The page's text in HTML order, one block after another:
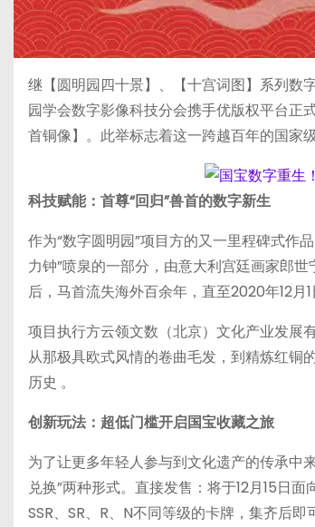
继【圆明园四十景】、【十宫词图】系列数
园学会数字影像科技分会携手优版权平台正
首铜像】。此举标志着这一跨越百年的国家
科技赋能：首尊“回归”兽首的数字新生
作为“数字圆明园”项目方的又一里程碑式作
力钟”喷泉的一部分，由意大利宫廷画家郎
后，马首流失海外百余年，直至2020年12月
项目执行方云领文数（北京）文化产业发展
从那极具欧式风情的卷曲毛发，到精炼红铜
历史 。
创新玩法：超低门槛开启国宝收藏之旅
为了让更多年轻人参与到文化遗产的传承中
兑换”两种形式。直接发售：将于12月15日
SSR、SR、R、N不同等级的卡牌，集齐后